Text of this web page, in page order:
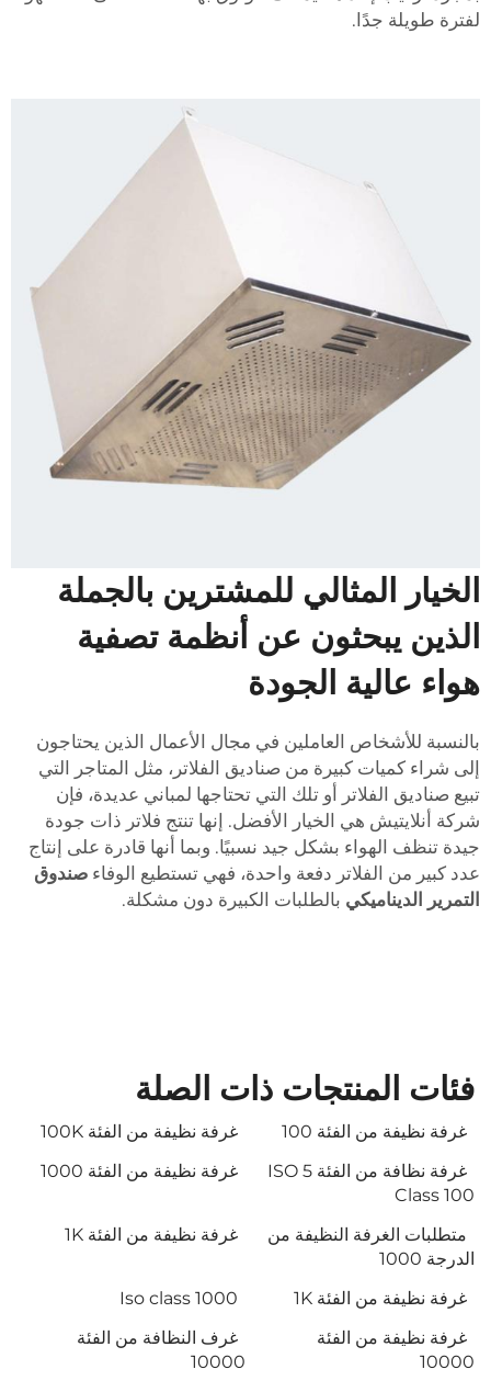
لفترة طويلة جدًا.
الخيار المثالي للمشترين بالجملة
الذين يبحثون عن أنظمة تصفية
هواء عالية الجودة
بالنسبة للأشخاص العاملين في مجال الأعمال الذين يحتاجون
إلى شراء كميات كبيرة من صناديق الفلاتر، مثل المتاجر التي
تبيع صناديق الفلاتر أو تلك التي تحتاجها لمباني عديدة، فإن
شركة أنلايتيش هي الخيار الأفضل. إنها تنتج فلاتر ذات جودة
جيدة تنظف الهواء بشكل جيد نسبيًا. وبما أنها قادرة على إنتاج
عدد كبير من الفلاتر دفعة واحدة، فهي تستطيع الوفاء صندوق
التمرير الديناميكي بالطلبات الكبيرة دون مشكلة.
فئات المنتجات ذات الصلة
غرفة نظيفة من الفئة 100
غرفة نظيفة من الفئة 100K
غرفة نظافة من الفئة ISO 5
Class 100
غرفة نظيفة من الفئة 1000
متطلبات الغرفة النظيفة من
الدرجة 1000
غرفة نظيفة من الفئة 1K
غرفة نظيفة من الفئة 1K
Iso class 1000
غرفة نظيفة من الفئة
10000
غرف النظافة من الفئة
10000